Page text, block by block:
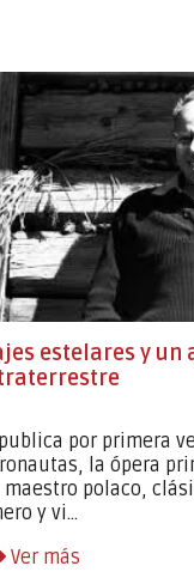
estelares y un
por primera
la ópera
maestro polaco,
y vi...
Ver más